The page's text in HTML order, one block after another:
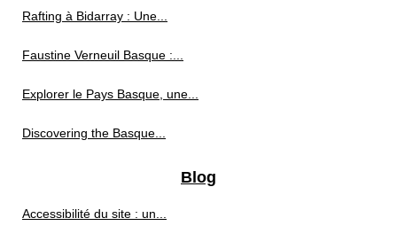
Rafting à Bidarray : Une...
Faustine Verneuil Basque :...
Explorer le Pays Basque, une...
Discovering the Basque...
Blog
Accessibilité du site : un...